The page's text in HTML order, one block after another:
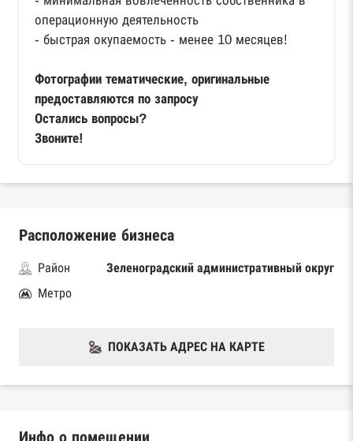
операционную деятельность
- быстрая окупаемость - менее 10 месяцев!
Фотографии тематические, оригинальные
предоставляются по запросу
Остались вопросы?
Звоните!
Расположение бизнеса
Район
Зеленоградский административный округ
Метро
ПОКАЗАТЬ АДРЕС НА КАРТЕ
Инфо о помещении